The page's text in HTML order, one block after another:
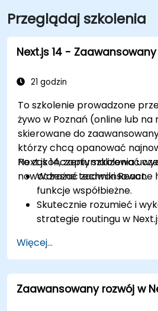
Przeglądaj szkolenia
Next.js 14 - Zaawansowany
21 godzin
To szkolenie prowadzone
żywo w Poznań (online lub na
skierowane do
którzy chcą opanować
Next.js 14, zoptymalizować
nowoczesne techniki React.
Po zakończeniu szkolenia
Wdrażać zaawansowane
funkcje współbieżne.
Skutecznie rozumieć i
strategie routingu w
akcje serwerowe i
renderowania.
Optymalizować
buforowanie i
Więcej...
Zaawansowany rozwój w